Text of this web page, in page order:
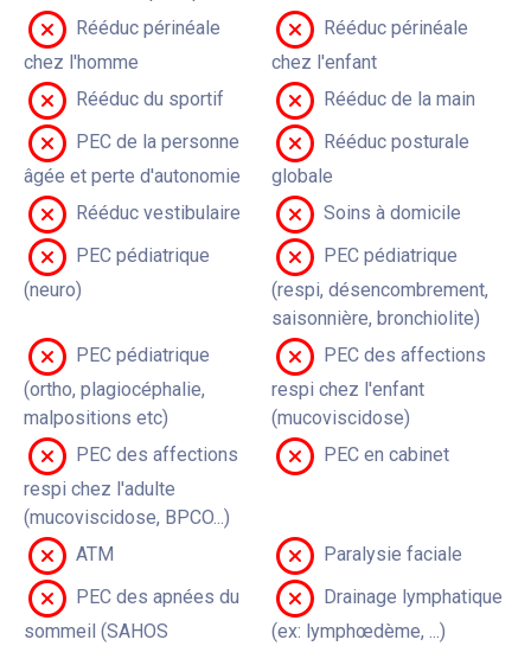
Rééduc périnéale
chez l'homme
Rééduc périnéale
chez l'enfant
Rééduc du sportif
Rééduc de la main
PEC de la personne
âgée et perte d'autonomie
Rééduc posturale
globale
Rééduc vestibulaire
Soins à domicile
PEC pédiatrique
(neuro)
PEC pédiatrique
(respi, désencombrement,
saisonnière, bronchiolite)
PEC pédiatrique
(ortho, plagiocéphalie,
malpositions etc)
PEC des affections
respi chez l'enfant
(mucoviscidose)
PEC des affections
respi chez l'adulte
(mucoviscidose, BPCO...)
PEC en cabinet
ATM
Paralysie faciale
PEC des apnées du
sommeil (SAHOS
Drainage lymphatique
(ex: lymphœdème, ...)